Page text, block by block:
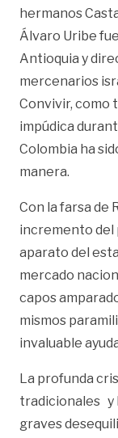
hermanos
Álvaro Uribe
Antioquia y
mercenarios
Convivir, como
impúdica
Colombia ha
manera.
Con la farsa de
incremento del
aparato del
mercado
capos
mismos
invaluable
La profunda
tradicionales y
graves